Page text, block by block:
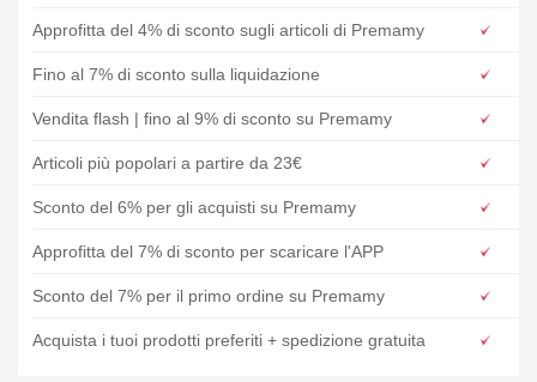
Approfitta del 4% di sconto sugli articoli di Premamy
Fino al 7% di sconto sulla liquidazione
Vendita flash | fino al 9% di sconto su Premamy
Articoli più popolari a partire da 23€
Sconto del 6% per gli acquisti su Premamy
Approfitta del 7% di sconto per scaricare l'APP
Sconto del 7% per il primo ordine su Premamy
Acquista i tuoi prodotti preferiti + spedizione gratuita